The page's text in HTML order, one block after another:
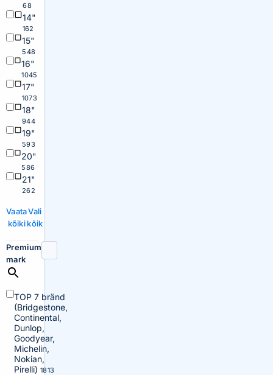
68
14"
162
15"
548
16"
1045
17"
1073
18"
944
19"
593
20"
586
21"
262
Vaata
kõiki
Vali
kõik
Premium
mark
TOP 7 bränd
(Bridgestone,
Continental,
Dunlop,
Goodyear,
Michelin,
Nokian,
Pirelli) 1813